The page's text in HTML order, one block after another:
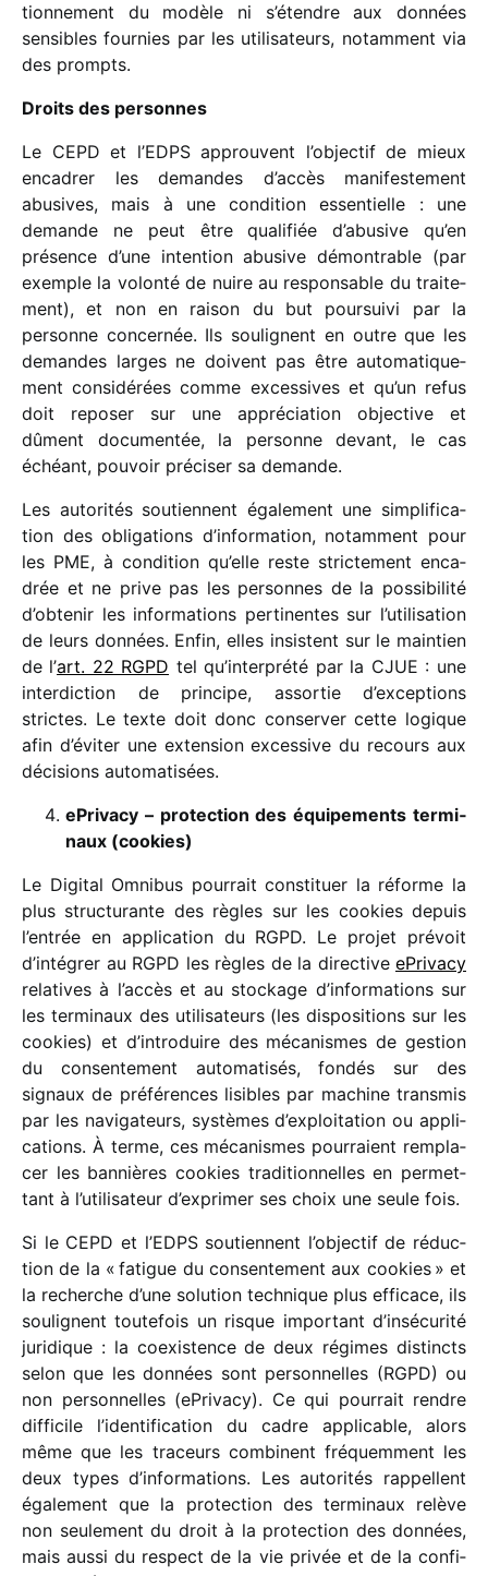
tion­ne­ment du modèle ni s’étendre aux données
sensibles four­nies par les utili­sa­teurs, notam­ment via
des prompts.
Droits des personnes
Le CEPD et l’EDPS approuvent l’objectif de mieux
enca­drer les demandes d’accès mani­fes­te­ment
abusives, mais à une condi­tion essen­tielle : une
demande ne peut être quali­fiée d’abusive qu’en
présence d’une inten­tion abusive démon­trable (par
exemple la volonté de nuire au respon­sable du trai­te­
ment), et non en raison du but pour­suivi par la
personne concer­née. Ils soulignent en outre que les
demandes larges ne doivent pas être auto­ma­ti­que­
ment consi­dé­rées comme exces­sives et qu’un refus
doit repo­ser sur une appré­cia­tion objec­tive et
dûment docu­men­tée, la personne devant, le cas
échéant, pouvoir préci­ser sa demande.
Les auto­ri­tés soutiennent égale­ment une simpli­fi­ca­
tion des obli­ga­tions d’information, notam­ment pour
les PME, à condi­tion qu’elle reste stric­te­ment enca­
drée et ne prive pas les personnes de la possi­bi­lité
d’obtenir les infor­ma­tions perti­nentes sur l’utilisation
de leurs données. Enfin, elles insistent sur le main­tien
de l’art. 22 RGPD tel qu’interprété par la CJUE : une
inter­dic­tion de prin­cipe, assor­tie d’exceptions
strictes. Le texte doit donc conser­ver cette logique
afin d’éviter une exten­sion exces­sive du recours aux
déci­sions automatisées.
ePrivacy – protec­tion des équi­pe­ments termi­
naux (cookies)
Le Digital Omnibus pour­rait consti­tuer la réforme la
plus struc­tu­rante des règles sur les cookies depuis
l’entrée en appli­ca­tion du RGPD. Le projet prévoit
d’intégrer au RGPD les règles de la direc­tive ePrivacy
rela­tives à l’accès et au stockage d’informations sur
les termi­naux des utili­sa­teurs (les dispo­si­tions sur les
cookies) et d’introduire des méca­nismes de gestion
du consen­te­ment auto­ma­ti­sés, fondés sur des
signaux de préfé­rences lisibles par machine trans­mis
par les navi­ga­teurs, systèmes d’exploitation ou appli­
ca­tions. À terme, ces méca­nismes pour­raient rempla­
cer les bannières cookies tradi­tion­nelles en permet­
tant à l’utilisateur d’exprimer ses choix une seule fois.
Si le CEPD et l’EDPS soutiennent l’objectif de réduc­
tion de la « fatigue du consen­te­ment aux cookies » et
la recherche d’une solu­tion tech­nique plus effi­cace, ils
soulignent toute­fois un risque impor­tant d’insécurité
juri­dique : la coexis­tence de deux régimes distincts
selon que les données sont person­nelles (RGPD) ou
non person­nelles (ePrivacy). Ce qui pour­rait rendre
diffi­cile l’identification du cadre appli­cable, alors
même que les traceurs combinent fréquem­ment les
deux types d’informations. Les auto­ri­tés rappellent
égale­ment que la protec­tion des termi­naux relève
non seule­ment du droit à la protec­tion des données,
mais aussi du respect de la vie privée et de la confi­